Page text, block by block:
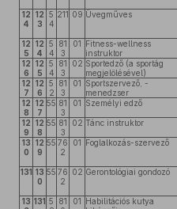
12
4
12
3
5
4
211 09 Üvegműves
12
5
12
4
5
4
81
3
01 Fitness-wellness
instruktor
12
6
12
5
5
4
81
3
02 Sportedző (a sportág
megjelölésével)
12
7
12
6
5
2
81
3
01 Sportszervező, -
menedzser
12
8
12
7
55 81
3
01 Személyi edző
12
9
12
8
55 81
3
02 Tánc instruktor
13
0
12
9
55 76
2
01 Foglalkozás-szervező
131 13
0
55 76
2
02 Gerontológiai gondozó
13 131 5
81
01 Habilitációs kutya